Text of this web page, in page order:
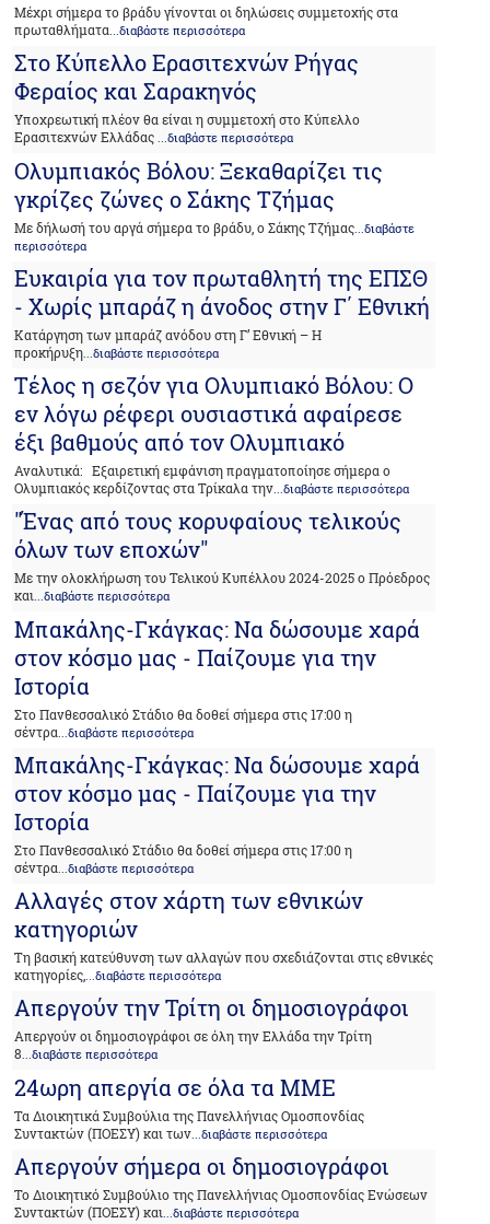
Μέχρι σήμερα το βράδυ γίνονται οι δηλώσεις συμμετοχής στα
πρωταθλήματα...διαβάστε περισσότερα
Στο Κύπελλο Ερασιτεχνών Ρήγας
Φεραίος και Σαρακηνός
Υποχρεωτική πλέον θα είναι η συμμετοχή στο Κύπελλο
Ερασιτεχνών Ελλάδας...διαβάστε περισσότερα
Ολυμπιακός Βόλου: Ξεκαθαρίζει τις
γκρίζες ζώνες ο Σάκης Τζήμας
Με δήλωσή του αργά σήμερα το βράδυ, ο Σάκης Τζήμας ...διαβάστε
περισσότερα
Ευκαιρία για τον πρωταθλητή της ΕΠΣΘ
- Χωρίς μπαράζ η άνοδος στην Γ΄ Εθνική
Κατάργηση των μπαράζ ανόδου στη Γ’ Εθνική – Η
προκήρυξη...διαβάστε περισσότερα
Τέλος η σεζόν για Ολυμπιακό Βόλου: Ο
εν λόγω ρέφερι ουσιαστικά αφαίρεσε
έξι βαθμούς από τον Ολυμπιακό
Αναλυτικά: Εξαιρετική εμφάνιση πραγματοποίησε σήμερα ο
Ολυμπιακός κερδίζοντας στα Τρίκαλα την...διαβάστε περισσότερα
"Ένας από τους κορυφαίους τελικούς
όλων των εποχών"
Με την ολοκλήρωση του Τελικού Κυπέλλου 2024-2025 ο Πρόεδρος
και...διαβάστε περισσότερα
Μπακάλης-Γκάγκας: Να δώσουμε χαρά
στον κόσμο μας - Παίζουμε για την
Ιστορία
Στο Πανθεσσαλικό Στάδιο θα δοθεί σήμερα στις 17:00 η
σέντρα ...διαβάστε περισσότερα
Μπακάλης-Γκάγκας: Να δώσουμε χαρά
στον κόσμο μας - Παίζουμε για την
Ιστορία
Στο Πανθεσσαλικό Στάδιο θα δοθεί σήμερα στις 17:00 η
σέντρα...διαβάστε περισσότερα
Αλλαγές στον χάρτη των εθνικών
κατηγοριών
Τη βασική κατεύθυνση των αλλαγών που σχεδιάζονται στις εθνικές
κατηγορίες,...διαβάστε περισσότερα
Απεργούν την Τρίτη οι δημοσιογράφοι
Απεργούν οι δημοσιογράφοι σε όλη την Ελλάδα την Τρίτη
8...διαβάστε περισσότερα
24ωρη απεργία σε όλα τα ΜΜΕ
Τα Διοικητικά Συμβούλια της Πανελλήνιας Ομοσπονδίας
Συντακτών (ΠΟΕΣΥ) και των ...διαβάστε περισσότερα
Απεργούν σήμερα οι δημοσιογράφοι
Το Διοικητικό Συμβούλιο της Πανελλήνιας Ομοσπονδίας Ενώσεων
Συντακτών (ΠΟΕΣΥ) και...διαβάστε περισσότερα